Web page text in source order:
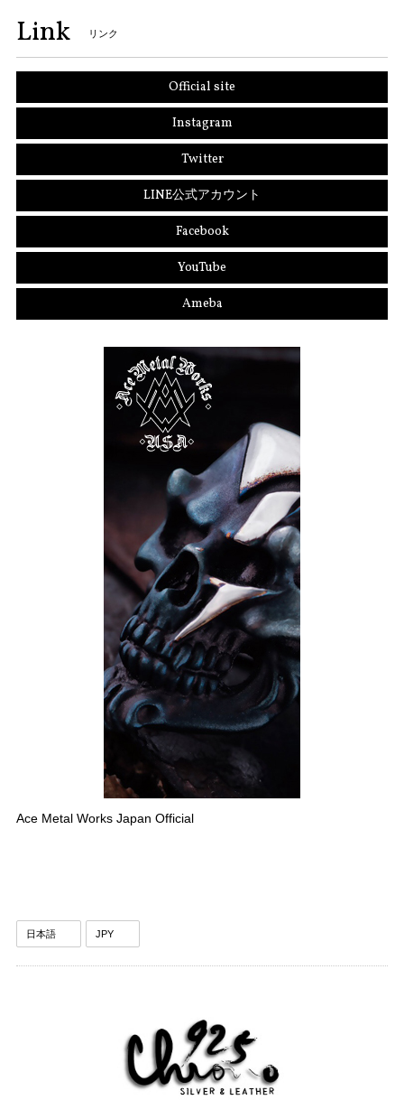
Link リンク
Official site
Instagram
Twitter
LINE公式アカウント
Facebook
YouTube
Ameba
Ace Metal Works Japan Official